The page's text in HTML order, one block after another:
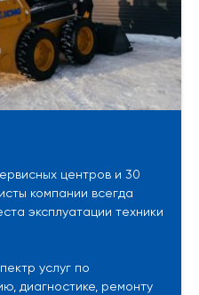
центров и 30
компании всегда
эксплуатации техники
услуг по
диагностике, ремонту